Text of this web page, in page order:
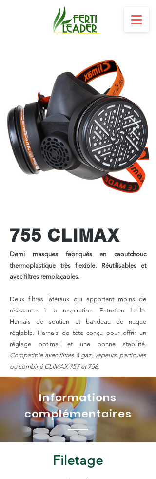
755 CLIMAX
Demi masques fabriqués en caoutchouc
thermoplastique très flexible. Réutilisables et
avec filtres remplaçables.
Deux filtres latéraux qui apportent moins de
résistance à la respiration. Entretien facile.
Harnais de soutien et bandeau de nuque
réglable. Harnais de tête conçu pour offrir un
réglage optimal et une bonne stabilité.
Compatible avec filtres à gaz, vapeurs, particules
ou combiné CLIMAX 757 et 756.
Informations
complémentaires
Filetage